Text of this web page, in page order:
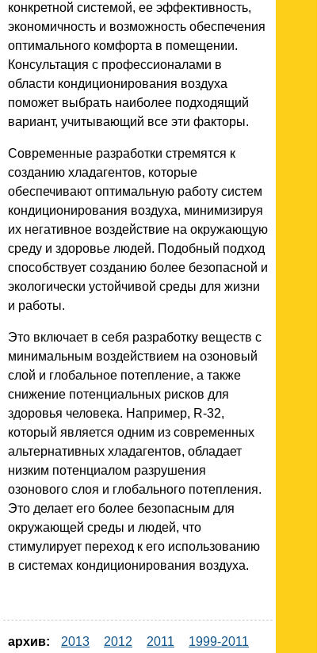
конкретной системой, ее эффективность,
экономичность и возможность обеспечения
оптимального комфорта в помещении.
Консультация с профессионалами в
области кондиционирования воздуха
поможет выбрать наиболее подходящий
вариант, учитывающий все эти факторы.
Современные разработки стремятся к
созданию хладагентов, которые
обеспечивают оптимальную работу систем
кондиционирования воздуха, минимизируя
их негативное воздействие на окружающую
среду и здоровье людей. Подобный подход
способствует созданию более безопасной и
экологически устойчивой среды для жизни
и работы.
Это включает в себя разработку веществ с
минимальным воздействием на озоновый
слой и глобальное потепление, а также
снижение потенциальных рисков для
здоровья человека. Например, R-32,
который является одним из современных
альтернативных хладагентов, обладает
низким потенциалом разрушения
озонового слоя и глобального потепления.
Это делает его более безопасным для
окружающей среды и людей, что
стимулирует переход к его использованию
в системах кондиционирования воздуха.
архив: 2013 2012 2011
1999-2011